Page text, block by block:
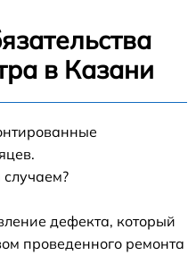
в Казани
дефекта, который
проведенного ремонта